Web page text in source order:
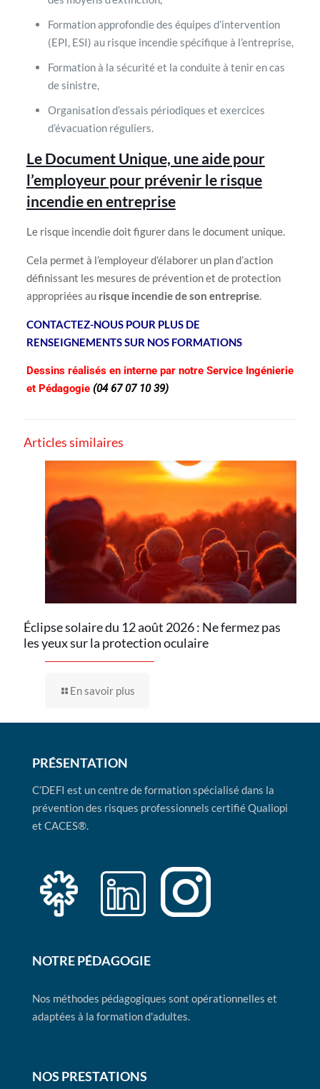
Formation approfondie des équipes d’intervention
(EPI, ESI) au risque incendie spécifique à l’entreprise,
Formation à la sécurité et la conduite à tenir en cas
de sinistre,
Organisation d’essais périodiques et exercices
d’évacuation réguliers.
Le Document Unique, une aide pour
l’employeur pour prévenir le risque
incendie en entreprise
Le risque incendie doit figurer dans le document unique.
Cela permet à l’employeur d’élaborer un plan d’action
définissant les mesures de prévention et de protection
appropriées au risque incendie de son entreprise.
CONTACTEZ-NOUS POUR PLUS DE
RENSEIGNEMENTS SUR NOS FORMATIONS
Dessins réalisés en interne par notre Service Ingénierie
et Pédagogie (04 67 07 10 39)
Articles similaires
Éclipse solaire du 12 août 2026 : Ne fermez pas
les yeux sur la protection oculaire
En savoir plus
PRÉSENTATION
C’DEFI est un centre de formation spécialisé dans la
prévention des risques professionnels certifié Qualiopi
et CACES®.
NOTRE PÉDAGOGIE
Nos méthodes pédagogiques sont opérationnelles et
adaptées à la formation d'adultes.
NOS PRESTATIONS